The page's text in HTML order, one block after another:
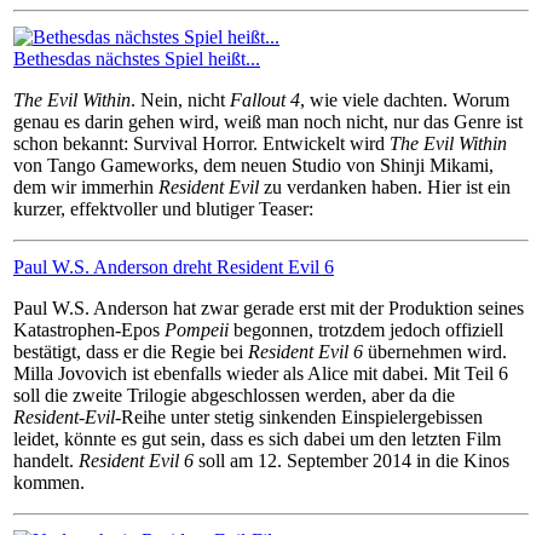
Bethesdas nächstes Spiel heißt...
The Evil Within. Nein, nicht Fallout 4, wie viele dachten. Worum
genau es darin gehen wird, weiß man noch nicht, nur das Genre ist
schon bekannt: Survival Horror. Entwickelt wird The Evil Within
von Tango Gameworks, dem neuen Studio von Shinji Mikami,
dem wir immerhin Resident Evil zu verdanken haben. Hier ist ein
kurzer, effektvoller und blutiger Teaser:
Paul W.S. Anderson dreht Resident Evil 6
Paul W.S. Anderson hat zwar gerade erst mit der Produktion seines
Katastrophen-Epos Pompeii begonnen, trotzdem jedoch offiziell
bestätigt, dass er die Regie bei Resident Evil 6 übernehmen wird.
Milla Jovovich ist ebenfalls wieder als Alice mit dabei. Mit Teil 6
soll die zweite Trilogie abgeschlossen werden, aber da die
Resident-Evil-Reihe unter stetig sinkenden Einspielergebissen
leidet, könnte es gut sein, dass es sich dabei um den letzten Film
handelt. Resident Evil 6 soll am 12. September 2014 in die Kinos
kommen.